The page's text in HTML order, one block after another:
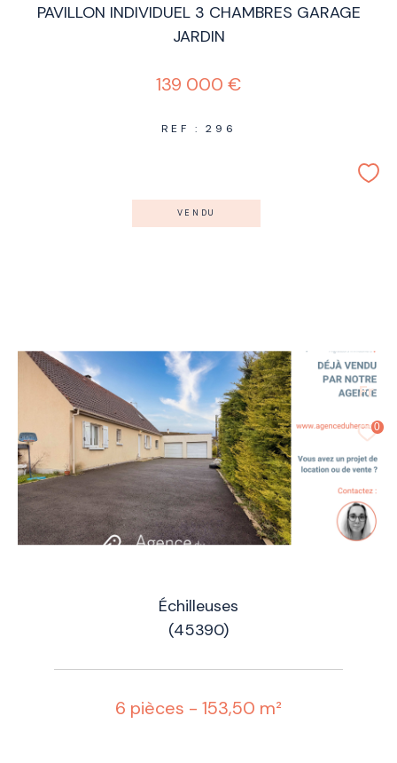
Fr
0
PAVILLON INDIVIDUEL 3 CHAMBRES GARAGE
JARDIN
139 000 €
REF : 296
VENDU
Échilleuses
(45390)
6 pièces - 153,50 m²